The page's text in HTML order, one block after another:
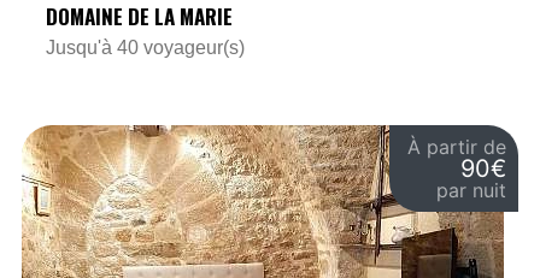
DOMAINE DE LA MARIE
Jusqu'à 40 voyageur(s)
À partir de
90€
par nuit